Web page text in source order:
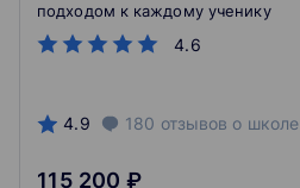
4.6
подходом к каждому ученику
4.9 180 отзывов о школе
115 200 ₽